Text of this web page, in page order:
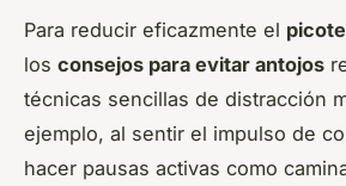
Para reducir eficazmente el
los consejos para evitar antojos
técnicas sencillas de distracción
ejemplo, al sentir el impulso de
hacer pausas activas como